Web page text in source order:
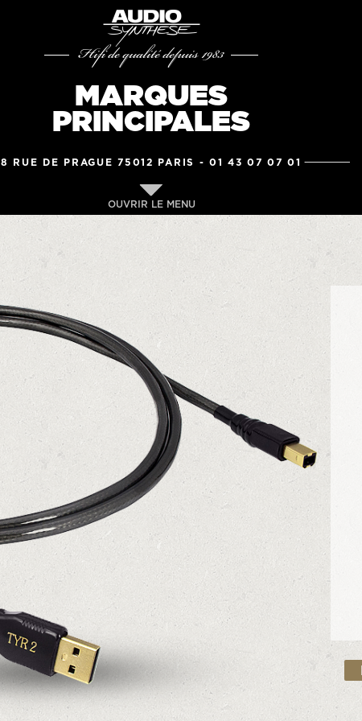
Hifi de qualité depuis 1983
MARQUES
PRINCIPALES
8 RUE DE PRAGUE 75012 PARIS -01 43 07 07 01
OUVRIR LE MENU